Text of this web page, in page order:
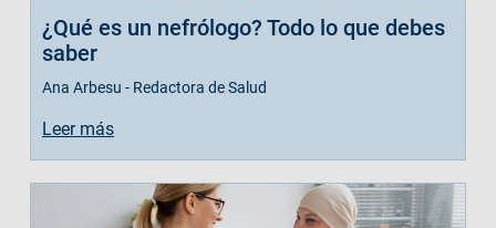
¿Qué es un nefrólogo? Todo lo que debes
saber
Ana Arbesu - Redactora de Salud
Leer más